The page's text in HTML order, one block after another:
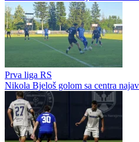
Prva liga RS
Nikola Bjeloš golom sa centra